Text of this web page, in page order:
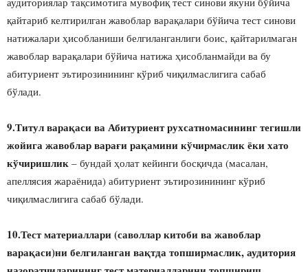
қайтариб келтирилган жавоблар варақалари бўйича тест синови
натижалари ҳисобланиши белгиланганлиги боис, қайтарилмаган
жавоблар варақалари бўйича натижа ҳисобланмайди ва бу
абитуриент эътирозинининг кўриб чиқилмаслигига сабаб
бўлади.
9.Титул варақаси ва Абитуриент рухсатномасининг тегишли
жойига жавоблар варағи рақамини кўчирмаслик ёки хато
кўчиришлик – бундай ҳолат кейинги босқичда (масалан,
апеллясия жараёнида) абитуриент эътирозинининг кўриб
чиқилмаслигига сабаб бўлади.
10.Тест материаллари (саволлар китоби ва жавоблар
варақаси)ни белгиланган вақтда топширмаслик, аудитория